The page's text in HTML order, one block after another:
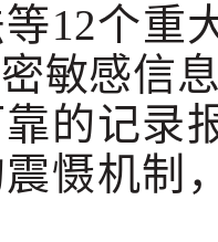
12个重
敏感信
的记录
慑机制